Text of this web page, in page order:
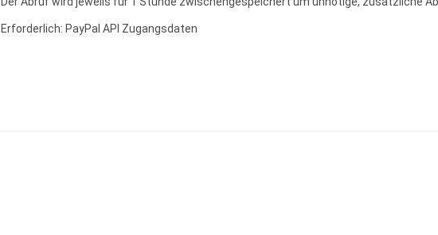
Erforderlich: PayPal API Zugangsdaten